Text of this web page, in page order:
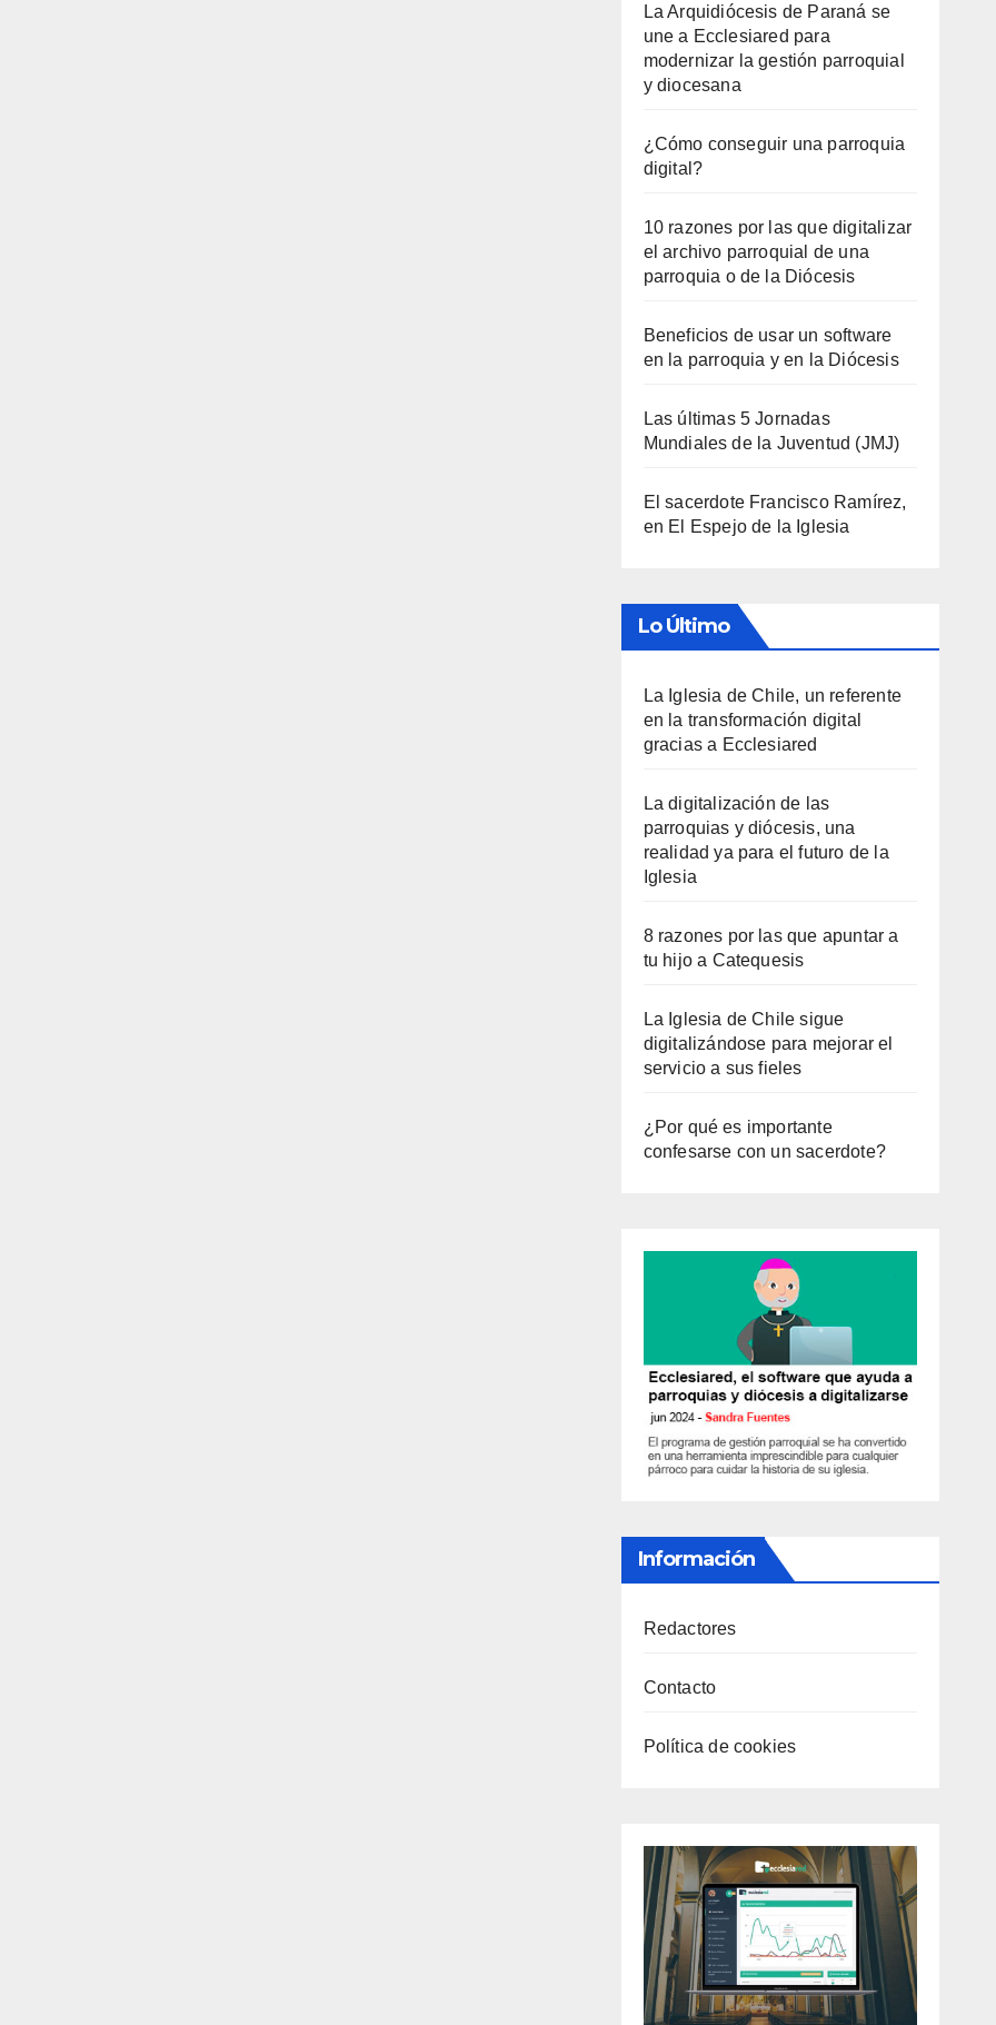
La Arquidiócesis de Paraná se
une a Ecclesiared para
modernizar la gestión parroquial
y diocesana
¿Cómo conseguir una parroquia
digital?
10 razones por las que digitalizar
el archivo parroquial de una
parroquia o de la Diócesis
Beneficios de usar un software
en la parroquia y en la Diócesis
Las últimas 5 Jornadas
Mundiales de la Juventud (JMJ)
El sacerdote Francisco Ramírez,
en El Espejo de la Iglesia
Lo Último
La Iglesia de Chile, un referente
en la transformación digital
gracias a Ecclesiared
La digitalización de las
parroquias y diócesis, una
realidad ya para el futuro de la
Iglesia
8 razones por las que apuntar a
tu hijo a Catequesis
La Iglesia de Chile sigue
digitalizándose para mejorar el
servicio a sus fieles
¿Por qué es importante
confesarse con un sacerdote?
Información
Redactores
Contacto
Política de cookies